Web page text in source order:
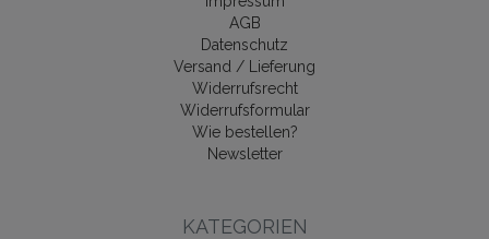
AGB
Datenschutz
Versand / Lieferung
Widerrufsrecht
Widerrufsformular
Wie bestellen?
Newsletter
KATEGORIEN